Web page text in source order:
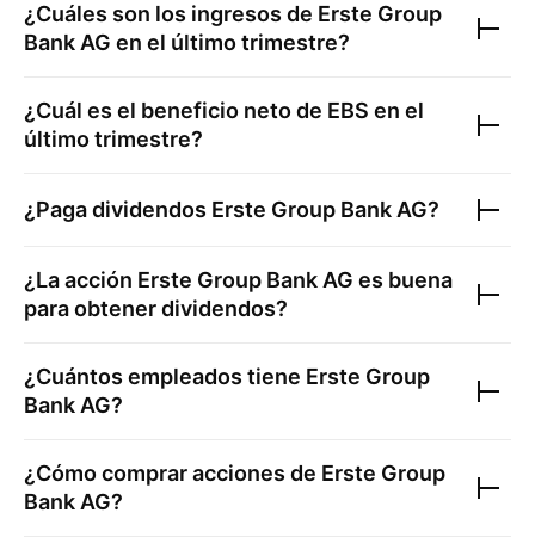
¿Cuáles son los ingresos de Erste Group
Bank AG en el último trimestre?
¿Cuál es el beneficio neto de EBS en el
último trimestre?
¿Paga dividendos Erste Group Bank AG?
¿La acción Erste Group Bank AG es buena
para obtener dividendos?
¿Cuántos empleados tiene Erste Group
Bank AG?
¿Cómo comprar acciones de Erste Group
Bank AG?